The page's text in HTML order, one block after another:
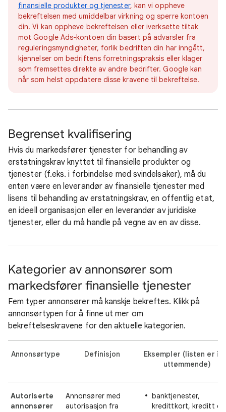
finansielle produkter og tjenester, kan vi oppheve
bekreftelsen med umiddelbar virkning og sperre kontoen
din. Vi kan oppheve bekreftelsen eller iverksette tiltak
mot Google Ads-kontoen din basert på advarsler fra
reguleringsmyndigheter, forlik bedriften din har inngått,
kjennelser om bedriftens forretningspraksis eller klager
som fremsettes direkte av andre bedrifter. Google kan
når som helst oppdatere disse kravene til bekreftelse.
Begrenset kvalifisering
Hvis du markedsfører tjenester for behandling av
erstatningskrav knyttet til finansielle produkter og
tjenester (f.eks. i forbindelse med svindelsaker), må du
enten være en leverandør av finansielle tjenester med
lisens til behandling av erstatningskrav, en offentlig etat,
en ideell organisasjon eller en leverandør av juridiske
tjenester, eller du må handle på vegne av en av disse.
Kategorier av annonsører som
markedsfører finansielle tjenester
Fem typer annonsører må kanskje bekreftes. Klikk på
annonsørtypen for å finne ut mer om
bekreftelseskravene for den aktuelle kategorien.
Annonsørtype Definisjon
Eksempler (listen er
uttømmende)
Autoriserte
annonsører
Annonsører med
autorisasjon fra
banktjenester,
kredittkort, kreditt og